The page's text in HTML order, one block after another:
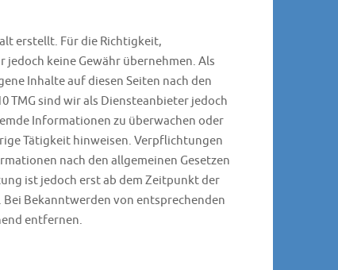
erstellt. Für die Richtigkeit,
keine Gewähr übernehmen. Als
Inhalte auf diesen Seiten nach den
TMG sind wir als Diensteanbieter jedoch
Informationen zu überwachen oder
Tätigkeit hinweisen. Verpflichtungen
nach den allgemeinen Gesetzen
ist jedoch erst ab dem Zeitpunkt der
Bekanntwerden von entsprechenden
entfernen.